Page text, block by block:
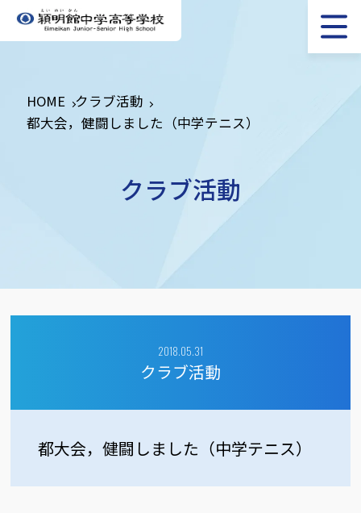
HOME クラブ活動
都大会，健闘しました（中学テニス）
クラブ活動
2018.05.31
クラブ活動
都大会，健闘しました（中学テニス）